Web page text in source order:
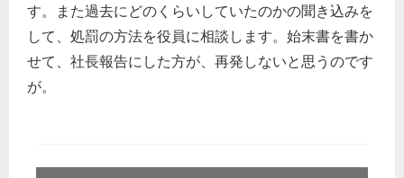
す。また過去にどのくらいしていたのかの聞き込みを
して、処罰の方法を役員に相談します。始末書を書か
せて、社長報告にした方が、再発しないと思うのです
が。